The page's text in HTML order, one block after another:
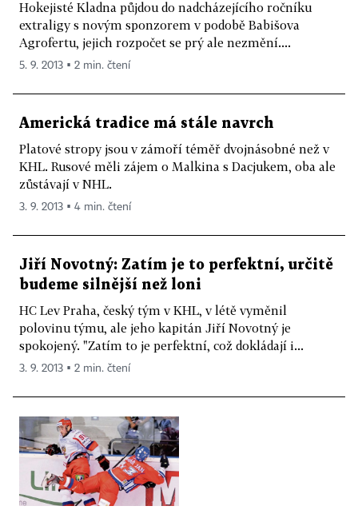
Hokejisté Kladna půjdou do nadcházejícího ročníku
extraligy s novým sponzorem v podobě Babišova
Agrofertu, jejich rozpočet se prý ale nezmění....
5. 9. 2013 ▪ 2 min. čtení
Americká tradice má stále navrch
Platové stropy jsou v zámoří téměř dvojnásobné než v
KHL. Rusové měli zájem o Malkina s Dacjukem, oba ale
zůstávají v NHL.
3. 9. 2013 ▪ 4 min. čtení
Jiří Novotný: Zatím je to perfektní, určitě
budeme silnější než loni
HC Lev Praha, český tým v KHL, v létě vyměnil
polovinu týmu, ale jeho kapitán Jiří Novotný je
spokojený. "Zatím to je perfektní, což dokládají i...
3. 9. 2013 ▪ 2 min. čtení